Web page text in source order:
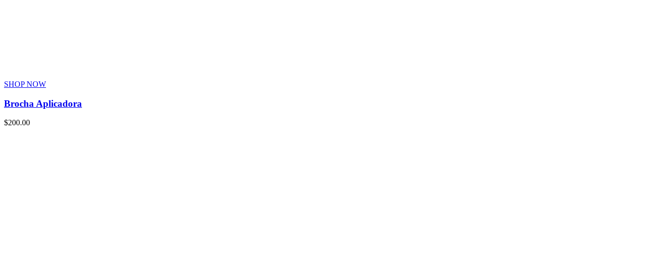
SHOP NOW
Brocha Aplicadora
$200.00